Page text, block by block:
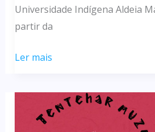
Universidade Indígena Aldeia
partir da
EM
ARTÉRIAS
NOSSAS
RAÍZES
Ler mais